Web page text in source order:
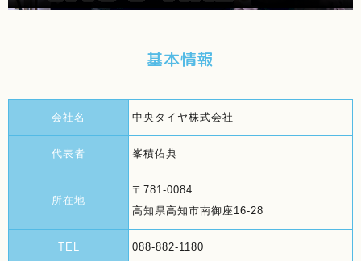
基本情報
会社名 中央タイヤ株式会社
代表者 峯積佑典
所在地
〒781-0084
高知県高知市南御座16-28
TEL 088-882-1180